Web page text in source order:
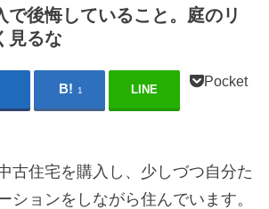
で後悔していること。庭のリ
見るな
1 LINE
Pocket
古住宅を購入し、少しづつ自分た
ションをしながら住んでいます。